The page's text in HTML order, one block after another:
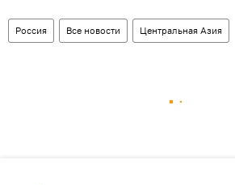
Россия Все новости Центральная Азия